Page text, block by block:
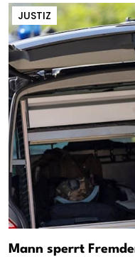
JUSTIZ
Mann sperrt